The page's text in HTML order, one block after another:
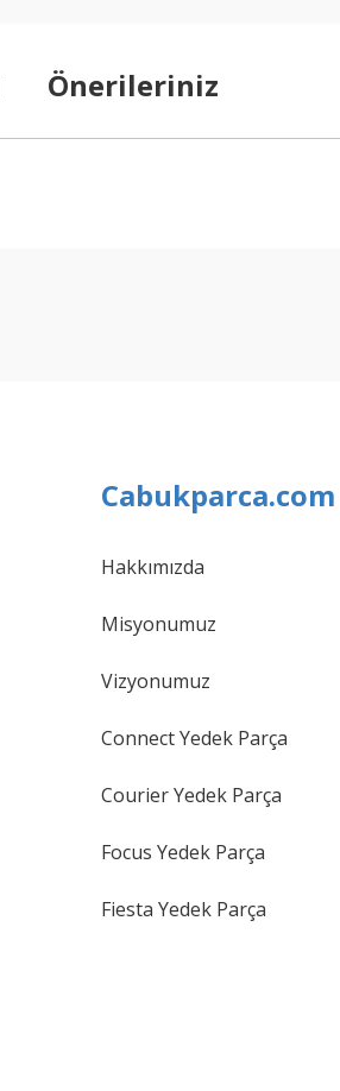
Önerileriniz
Cabukparca.com
Hakkımızda
Misyonumuz
Vizyonumuz
Connect Yedek Parça
Courier Yedek Parça
Focus Yedek Parça
Fiesta Yedek Parça